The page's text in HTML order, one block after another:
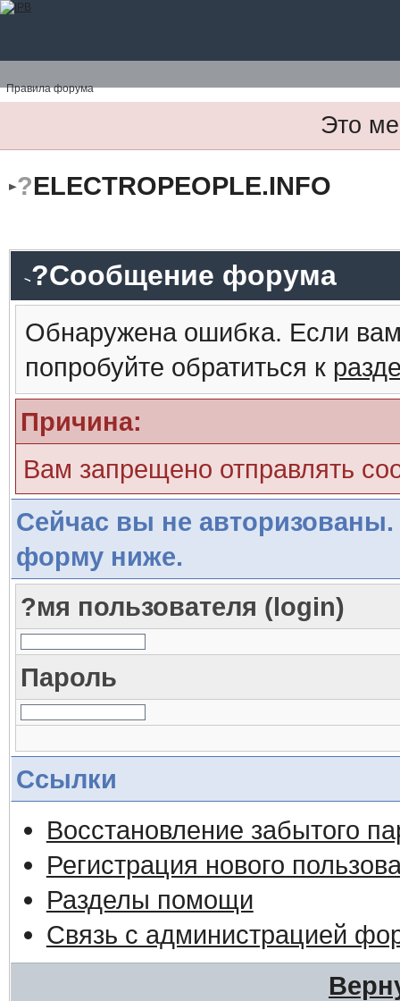
Правила форума
Это
?ELECTROPEOPLE.INFO
?Сообщение форума
Обнаружена ошибка. Если
попробуйте обратиться к
Причина:
Вам запрещено отправлять
Сейчас вы не авторизованы.
форму ниже.
?мя пользователя (login)
Пароль
Ссылки
Восстановление забытого
Регистрация нового
Разделы помощи
Связь с администрацией